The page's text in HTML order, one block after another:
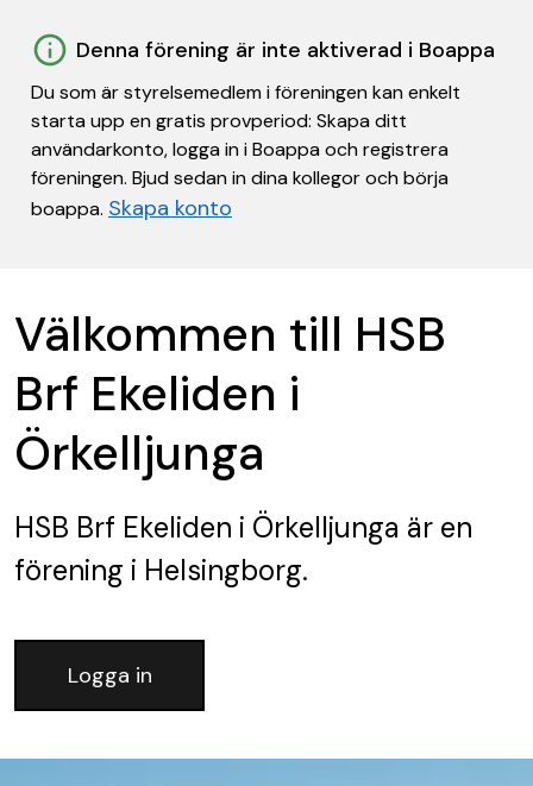
Denna förening är inte aktiverad i Boappa
Du som är styrelsemedlem i föreningen kan enkelt
starta upp en gratis provperiod: Skapa ditt
användarkonto, logga in i Boappa och registrera
föreningen. Bjud sedan in dina kollegor och börja
boappa. Skapa konto
Välkommen till HSB
Brf Ekeliden i
Örkelljunga
HSB Brf Ekeliden i Örkelljunga är en
förening i Helsingborg.
Logga in